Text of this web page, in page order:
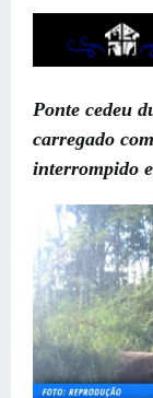
Ponte cedeu
carregado
interrompido